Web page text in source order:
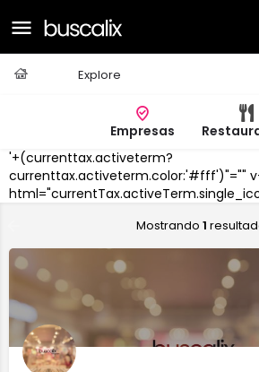
Explore
Empresas
'+(currenttax.activeterm?
currenttax.activeterm.color:'#fff')"=""
Mostrando 1